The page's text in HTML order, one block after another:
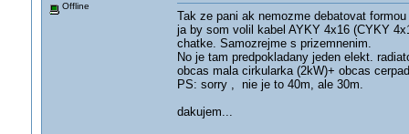
Offline
Tak ze pani ak nemozme debatovat
ja by som volil kabel AYKY 4x16 (CYKY
chatke. Samozrejme s prizemnenim.
No je tam predpokladany jeden elekt.
obcas mala cirkularka (2kW)+ obcas
PS: sorry , nie je to 40m, ale 30m.
dakujem...